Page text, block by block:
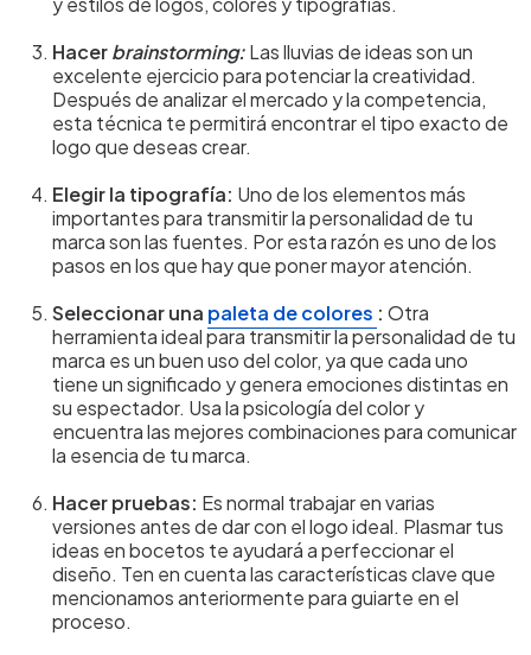
Hacerbrainstorming:Las lluvias de ideas son un
excelente ejercicio para potenciar la creatividad.
Después de analizar el mercado y la competencia,
esta técnica te permitirá encontrar el tipo exacto de
logo que deseas crear.
Elegir la tipografía: Uno de los elementos más
importantes para transmitir la personalidad de tu
marca son las fuentes. Por esta razón es uno de los
pasos en los que hay que poner mayor atención.
Seleccionar una paleta de colores : Otra
herramienta ideal para transmitir la personalidad de tu
marca es un buen uso del color, ya que cada uno
tiene un significado y genera emociones distintas en
su espectador. Usa la psicología del color y
encuentra las mejores combinaciones para comunicar
la esencia de tu marca.
Hacer pruebas: Es normal trabajar en varias
versiones antes de dar con el logo ideal. Plasmar tus
ideas en bocetos te ayudará a perfeccionar el
diseño. Ten en cuenta las características clave que
mencionamos anteriormente para guiarte en el
proceso.